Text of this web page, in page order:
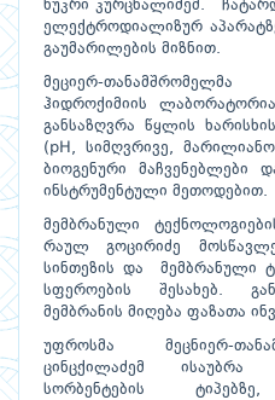
ნუკრი კურცხალიძემ.
ელექტროდიალიზურ
გაუმარილების მიზნით.
მეციერ-
ჰიდროქიმიის
განსაზღვრა წყლის
(pH, სიმღვრივე,
ბიოგენური მაჩვენებლები
ინსტრუმენტული მეთოდებით.
მემბრანული
რაულ გოცირიძე
სინთეზის და მემბრანული
სფეროების შესახებ.
მემბრანის მიღება ფაზათა
უფროსმა მეცნიერ-
ცინცქილაძემ ისაუბრა
სორბენტების